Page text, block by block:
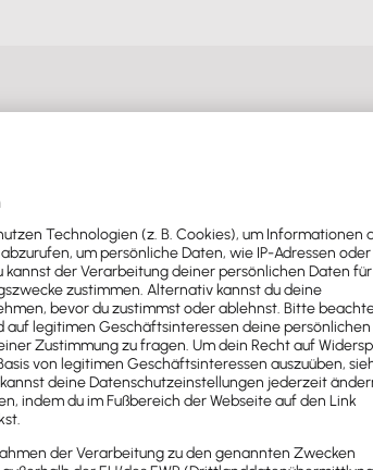
entscheiden, achte auf das Steuerrecht.
ausfällt, desto niedriger ist die zu
daher die Steuerbemessungsgrundlage.